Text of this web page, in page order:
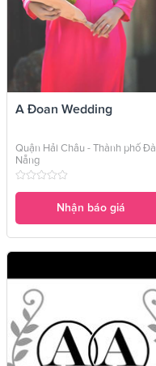
A Đoan Wedding
Quận Hải Châu - Thành phố Đà
Nẵng
Nhận báo giá